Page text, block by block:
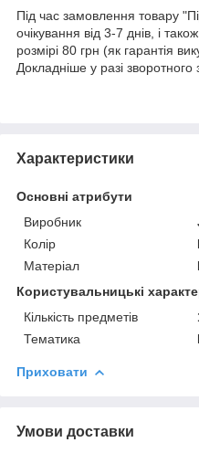
Під час замовлення товару
очікування від 3-7 днів, і
розмірі 80 грн (як гарантія
Докладніше у разі
Характеристики
Основні атрибути
Виробник
Колір
Матеріал
Користувальницькі
Кількість предметів
Тематика
Приховати
Умови доставки